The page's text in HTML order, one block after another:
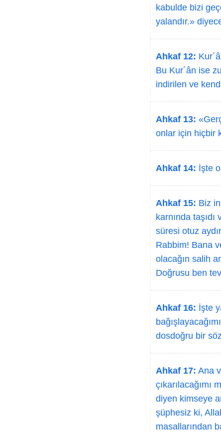
kabulde bizi
yalandır.»
Ahkaf 12:
Bu Kur´ân ise
indirilen ve
Ahkaf 13:
onlar için hiçbir
Ahkaf 14: İşte
Ahkaf 15: Biz
karnında
süresi otuz
Rabbim! Bana
olacağın salih
Doğrusu ben
Ahkaf 16: İşte
dosdoğru bir
Ahkaf 17: Ana
diyen kimseye
şüphesiz ki,
masallarından